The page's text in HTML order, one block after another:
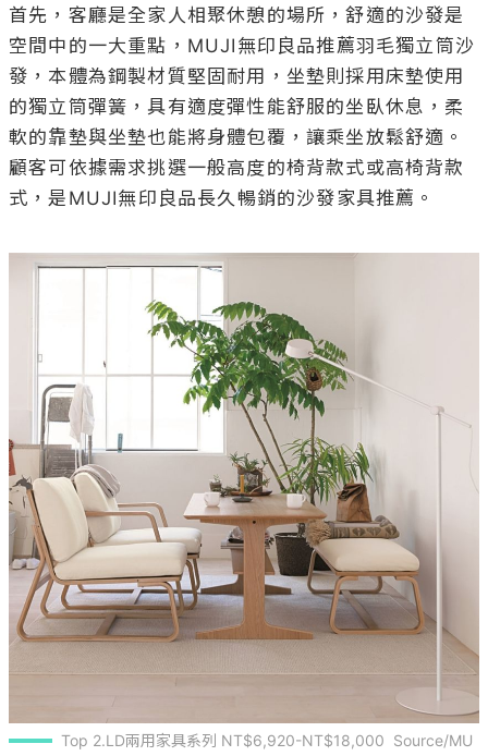
首先，客廳是全家人相聚休憩的場所，舒適的沙發是
空間中的一大重點，MUJI無印良品推薦羽毛獨立筒沙
發，本體為鋼製材質堅固耐用，坐墊則採用床墊使用
的獨立筒彈簧，具有適度彈性能舒服的坐臥休息，柔
軟的靠墊與坐墊也能將身體包覆，讓乘坐放鬆舒適。
顧客可依據需求挑選一般高度的椅背款式或高椅背款
式，是MUJI無印良品長久暢銷的沙發家具推薦。
Top 2.LD兩用家具系列 NT$6,920-NT$18,000  Source/MU